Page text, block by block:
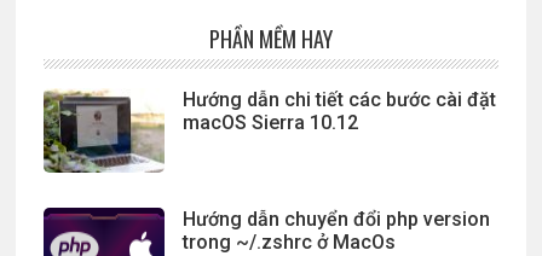
PHẦN MỀM HAY
Hướng dẫn chi tiết các bước cài đặt
macOS Sierra 10.12
Hướng dẫn chuyển đổi php version
trong ~/.zshrc ở MacOs